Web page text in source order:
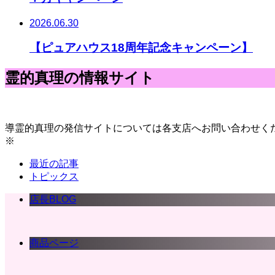
2026.06.30
【ピュアハウス18周年記念キャンペーン】
霊的真理の情報サイト
導霊的真理の発信サイトについては各支店へお問い合わせく
※
最近の記事
トピックス
店長BLOG
商品ページ